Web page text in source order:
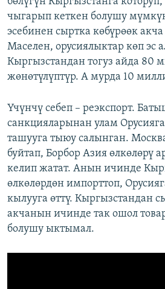
чыгарып кеткен болушу
эсебинен сыртка көбүрөөк
Маселен, орусиялыктар көп эс
Кыргызстандан тогуз айда 80
жөнөтүлүптүр. А мурда 10
Үчүнчү себеп – реэкспорт.
санкцияларынан улам
ташууга тыюу салынган.
буйтап, Борбор Азия өлкөлөрү
келип жатат. Анын ичинде
өлкөлөрдөн импорттоп,
кылууга өттү. Кыргызстандан
акчанын ичинде так ошол
болушу ыктымал.